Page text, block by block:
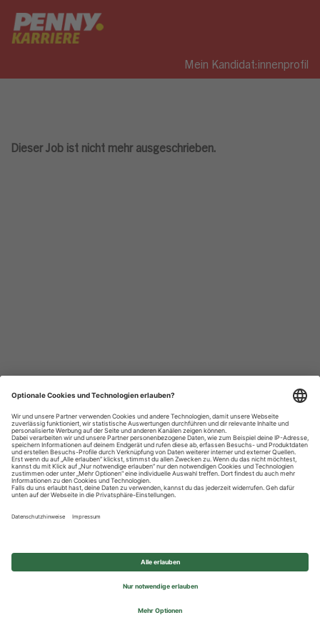
Mein Kandidat:innenprofil
Dieser Job ist nicht mehr ausgeschrieben.
Datenschutzhinweise
Impressum
Privatsphäre-Einstellungen
© 2026 REWE Group - All rights reserved